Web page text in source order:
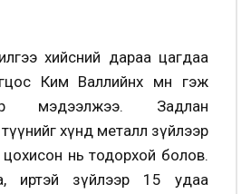
хийсний дараа цагдаа
Ким Валлийнх мөн гэж
мэдээлжээ. Задлан
хүнд металл зүйлээр
нь тодорхой болов.
иртэй зүйлээр 15 удаа